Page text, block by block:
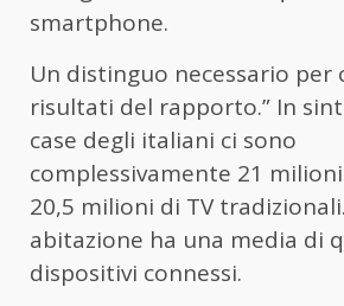
smartphone.
Un distinguo necessario per
risultati del rapporto.” In
case degli italiani ci sono
complessivamente 21
20,5 milioni di TV
abitazione ha una media di
dispositivi connessi.